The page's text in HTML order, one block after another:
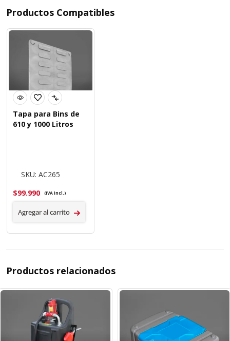
Productos Compatibles
Tapa para Bins de
610 y 1000 Litros
SKU: AC265
$99.990 (IVA incl.)
Agregar al carrito
Productos relacionados